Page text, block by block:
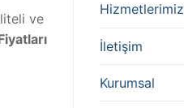
ve
Hizmetlerimiz
İletişim
Kurumsal